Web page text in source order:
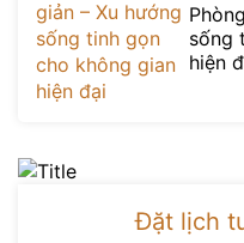
sống
hiện
Đặt lịch